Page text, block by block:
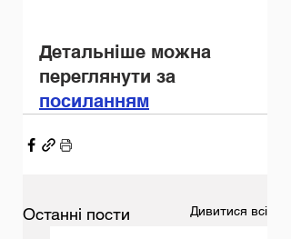
Детальніше можна
переглянути за
посиланням
Останні пости Дивитися всі